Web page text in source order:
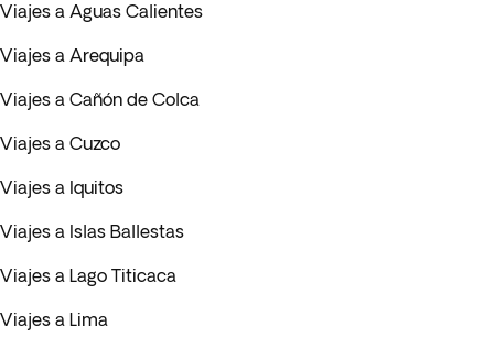
Viajes a Aguas Calientes
Viajes a Arequipa
Viajes a Cañón de Colca
Viajes a Cuzco
Viajes a Iquitos
Viajes a Islas Ballestas
Viajes a Lago Titicaca
Viajes a Lima